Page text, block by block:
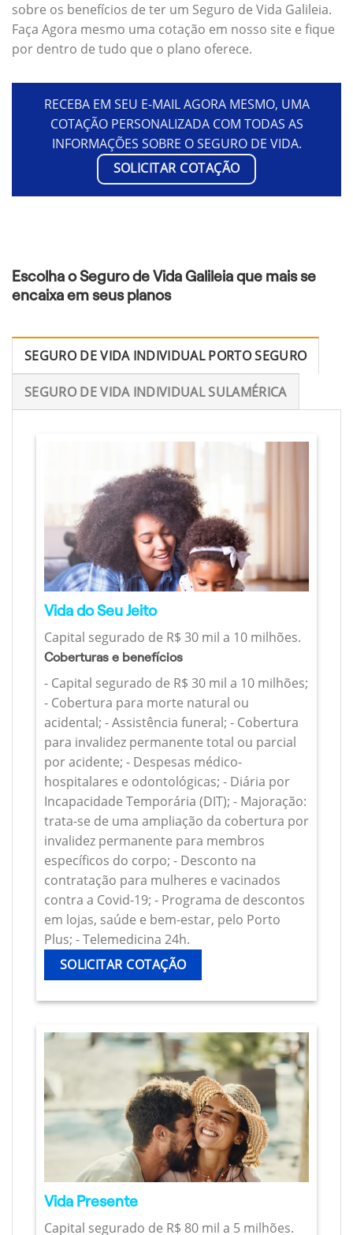
sobre os benefícios de ter um Seguro de Vida Galileia.
Faça Agora mesmo uma cotação em nosso site e fique
por dentro de tudo que o plano oferece.
RECEBA EM SEU E-MAIL AGORA MESMO, UMA
COTAÇÃO PERSONALIZADA COM TODAS AS
INFORMAÇÕES SOBRE O SEGURO DE VIDA.
SOLICITAR COTAÇÃO
Escolha o Seguro de Vida Galileia que mais se
encaixa em seus planos
SEGURO DE VIDA INDIVIDUAL PORTO SEGURO
SEGURO DE VIDA INDIVIDUAL SULAMÉRICA
Vida do Seu Jeito
Capital segurado de R$ 30 mil a 10 milhões.
Coberturas e benefícios
- Capital segurado de R$ 30 mil a 10 milhões;
- Cobertura para morte natural ou
acidental; - Assistência funeral; - Cobertura
para invalidez permanente total ou parcial
por acidente; - Despesas médico-
hospitalares e odontológicas; - Diária por
Incapacidade Temporária (DIT); - Majoração:
trata-se de uma ampliação da cobertura por
invalidez permanente para membros
específicos do corpo; - Desconto na
contratação para mulheres e vacinados
contra a Covid-19; - Programa de descontos
em lojas, saúde e bem-estar, pelo Porto
Plus; - Telemedicina 24h.
SOLICITAR COTAÇÃO
Vida Presente
Capital segurado de R$ 80 mil a 5 milhões.